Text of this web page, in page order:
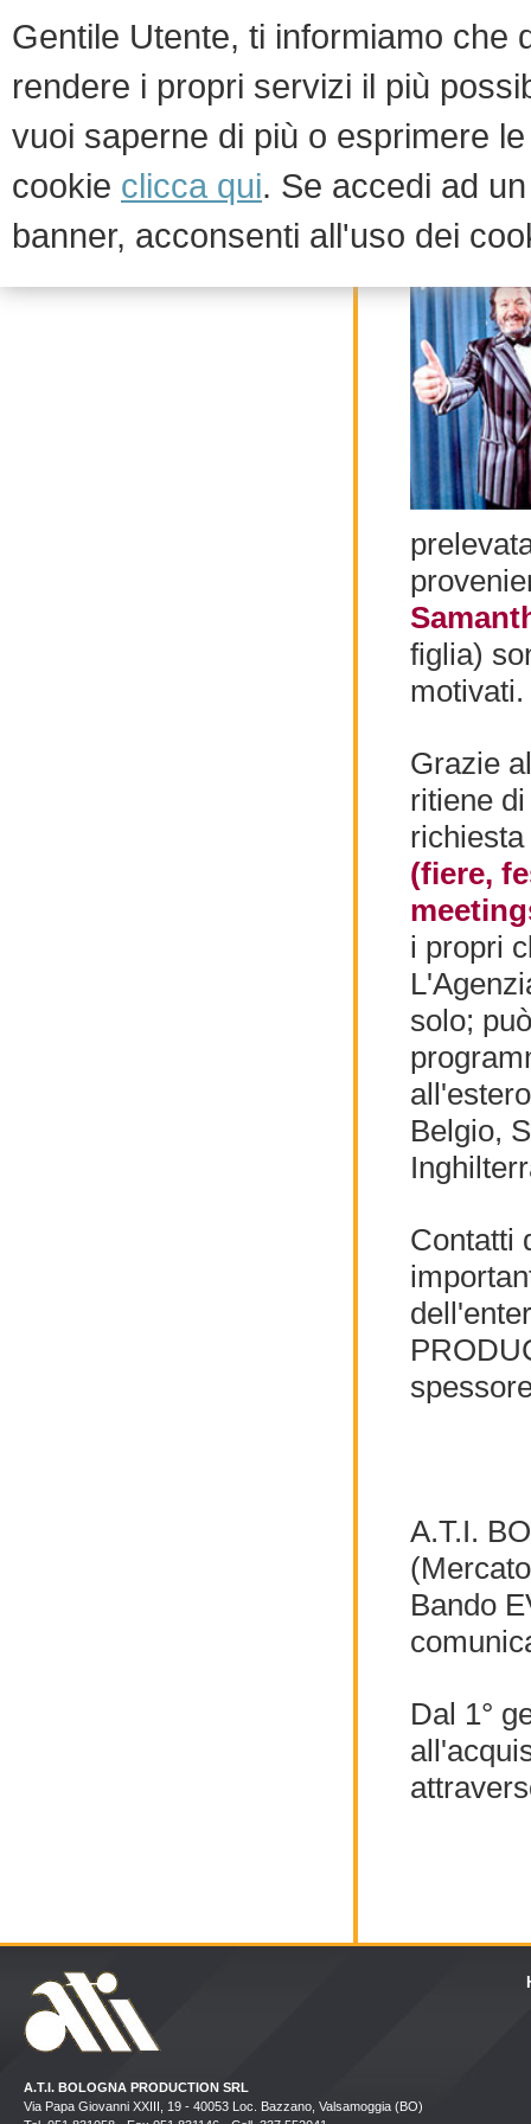
Gentile Utente, ti informiamo che
rendere i propri servizi il più
vuoi saperne di più o esprimere
cookie clicca qui. Se accedi ad
banner, acconsenti all'uso dei
Chi siamo
figlia)
motivati.
Grazie
ritiene
(fiere,
i propri
solo;
Belgio,
Contatti
A.T.I.
Bando
Dal 1°
A.T.I. BOLOGNA PRODUCTION SRL
Via Papa Giovanni XXIII, 19 - 40053 Loc. Bazzano, Valsamoggia (BO)